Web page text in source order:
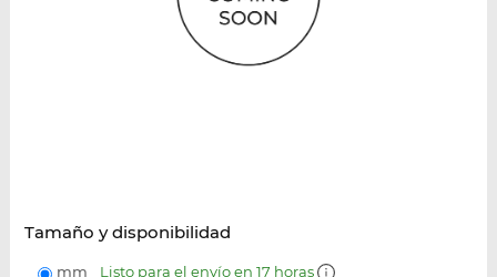
Tamaño y disponibilidad
mm Listo para el envío en 17 horas